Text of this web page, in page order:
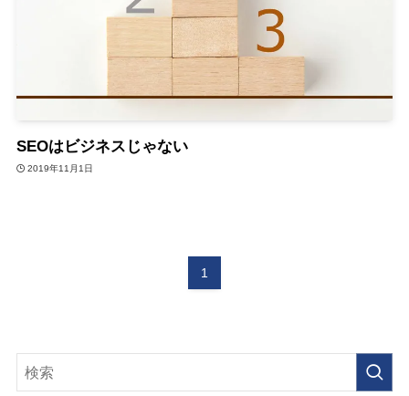
SEOはビジネスじゃない
2019年11月1日
1